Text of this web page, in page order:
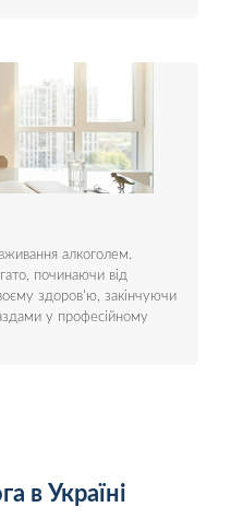
алкоголем.
починаючи від
здоров'ю, закінчуючи
у професійному
в Україні